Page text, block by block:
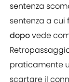
sentenza
sentenza a
dopovede
praticamente
scartare il